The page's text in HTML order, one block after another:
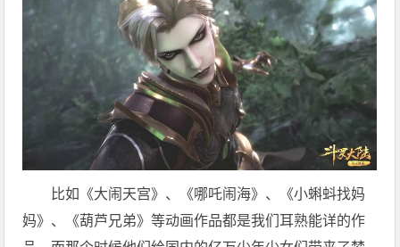
比如《大闹天宫》、《哪吒闹海》、《小蝌蚪找妈
妈》、《葫芦兄弟》等动画作品都是我们耳熟能详的作